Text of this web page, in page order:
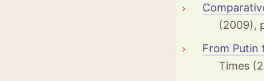
(2009),
From Putin
Times